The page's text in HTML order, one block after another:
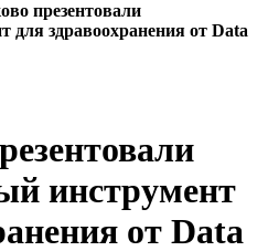
презентовали
для здравоохранения от Data
инструмент
от Data